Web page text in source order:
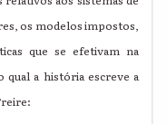
os modelos impostos,
que se efetivam na
qual a história escreve a
Freire: